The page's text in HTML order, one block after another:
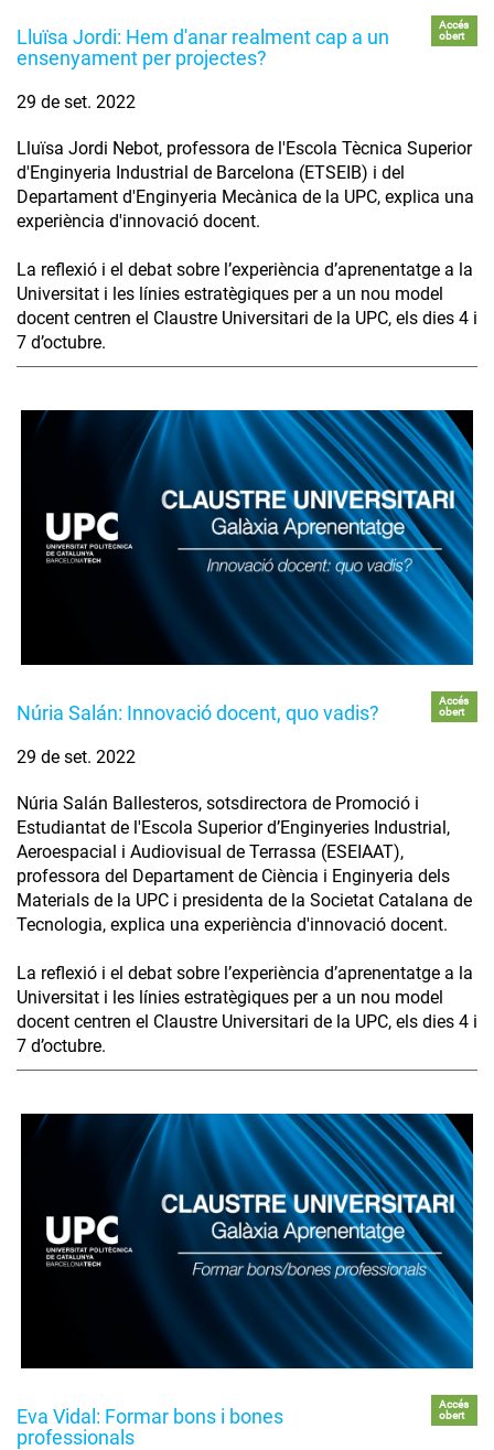
Lluïsa Jordi: Hem d'anar realment cap a un
ensenyament per projectes?
Accés
obert
29 de set. 2022
Lluïsa Jordi Nebot, professora de l'Escola Tècnica Superior
d'Enginyeria Industrial de Barcelona (ETSEIB) i del
Departament d'Enginyeria Mecànica de la UPC, explica una
experiència d'innovació docent.
La reflexió i el debat sobre l’experiència d’aprenentatge a la
Universitat i les línies estratègiques per a un nou model
docent centren el Claustre Universitari de la UPC, els dies 4 i
7 d’octubre.
Núria Salán: Innovació docent, quo vadis?
Accés
obert
29 de set. 2022
Núria Salán Ballesteros, sotsdirectora de Promoció i
Estudiantat de l'Escola Superior d’Enginyeries Industrial,
Aeroespacial i Audiovisual de Terrassa (ESEIAAT),
professora del Departament de Ciència i Enginyeria dels
Materials de la UPC i presidenta de la Societat Catalana de
Tecnologia, explica una experiència d'innovació docent.
La reflexió i el debat sobre l’experiència d’aprenentatge a la
Universitat i les línies estratègiques per a un nou model
docent centren el Claustre Universitari de la UPC, els dies 4 i
7 d’octubre.
Eva Vidal: Formar bons i bones
professionals
Accés
obert